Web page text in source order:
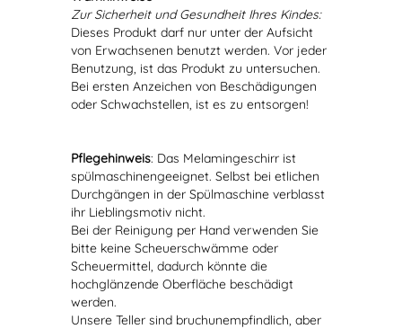
Zur Sicherheit und Gesundheit Ihres Kindes:
Dieses Produkt darf nur unter der Aufsicht
von Erwachsenen benutzt werden. Vor jeder
Benutzung, ist das Produkt zu untersuchen.
Bei ersten Anzeichen von Beschädigungen
oder Schwachstellen, ist es zu entsorgen!
Pflegehinweis: Das Melamingeschirr ist
spülmaschinengeeignet. Selbst bei etlichen
Durchgängen in der Spülmaschine verblasst
ihr Lieblingsmotiv nicht.
Bei der Reinigung per Hand verwenden Sie
bitte keine Scheuerschwämme oder
Scheuermittel, dadurch könnte die
hochglänzende Oberfläche beschädigt
werden.
Unsere Teller sind bruchunempfindlich, aber